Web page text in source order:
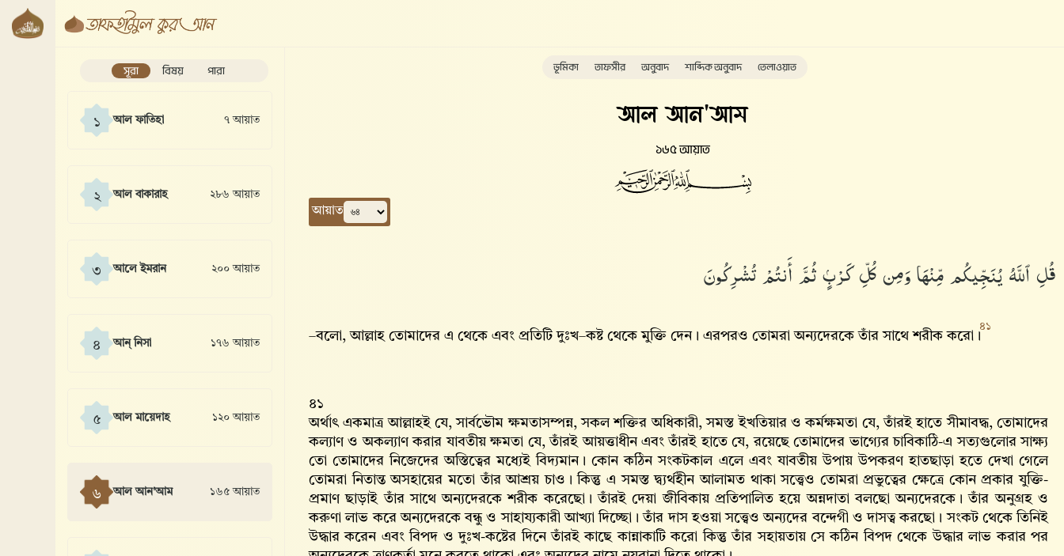
সূরা বিষয় পারা
১ আল ফাতিহা ৭ আয়াত
২ আল বাকারাহ ২৮৬ আয়াত
৩ আলে ইমরান ২০০ আয়াত
৪ আন্ নিসা ১৭৬ আয়াত
৫ আল মায়েদাহ ১২০ আয়াত
৬ আল আন'আম ১৬৫ আয়াত
ভূমিকা তাফসীর অনুবাদ শাব্দিক অনুবাদ তেলাওয়াত
আল আন'আম
১৬৫ আয়াত
আয়াত
قُلِ ٱللَّهُ يُنَجِّيكُم مِّنْهَا وَمِن كُلِّ كَرْبٍۢ ثُمَّ أَنتُمْ تُشْرِكُونَ
–বলো, আল্লাহ‌ তোমাদের এ থেকে এবং প্রতিটি দুঃখ–কষ্ট থেকে মুক্তি দেন। এরপরও তোমরা অন্যদেরকে তাঁর সাথে শরীক করো।
৪১
৪১
অর্থাৎ একমাত্র আল্লাহই যে, সার্বভৌম ক্ষমতাসম্পন্ন, সকল শক্তির অধিকারী, সমস্ত ইখতিয়ার ও কর্মক্ষমতা যে, তাঁরই হাতে সীমাবদ্ধ, তোমাদের
কল্যাণ ও অকল্যাণ করার যাবতীয় ক্ষমতা যে, তাঁরই আয়ত্তাধীন এবং তাঁরই হাতে যে, রয়েছে তোমাদের ভাগ্যের চাবিকাঠি-এ সত্যগুলোর সাক্ষ্য
তো তোমাদের নিজেদের অস্তিত্বের মধ্যেই বিদ্যমান। কোন কঠিন সংকটকাল এলে এবং যাবতীয় উপায় উপকরণ হাতছাড়া হতে দেখা গেলে
তোমরা নিতান্ত অসহায়ের মতো তাঁর আশ্রয় চাও। কিন্তু এ সমস্ত দ্ব্যর্থহীন আলামত থাকা সত্ত্বেও তোমরা প্রভুত্বের ক্ষেত্রে কোন প্রকার যুক্তি-
প্রমাণ ছাড়াই তাঁর সাথে অন্যদেরকে শরীক করেছো। তাঁরই দেয়া জীবিকায় প্রতিপালিত হয়ে অন্নদাতা বলছো অন্যদেরকে। তাঁর অনুগ্রহ ও
করুণা লাভ করে অন্যদেরকে বন্ধু ও সাহায্যকারী আখ্যা দিচ্ছো। তাঁর দাস হওয়া সত্ত্বেও অন্যদের বন্দেগী ও দাসত্ব করছো। সংকট থেকে তিনিই
উদ্ধার করেন এবং বিপদ ও দুঃখ-কষ্টের দিনে তাঁরই কাছে কান্নাকাটি করো কিন্তু তাঁর সহায়তায় সে কঠিন বিপদ থেকে উদ্ধার লাভ করার পর